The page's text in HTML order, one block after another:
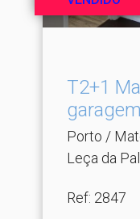
T2+1
garagem
Porto /
Leça da
Ref: 2847